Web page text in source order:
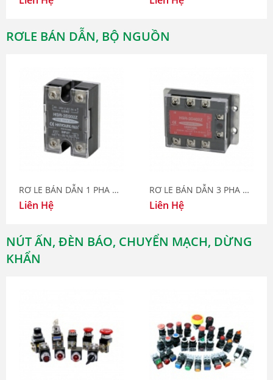
RƠLE BÁN DẪN, BỘ NGUỒN
RƠ LE BÁN DẪN 1 PHA HSR-2D
Liên Hệ
RƠ LE BÁN DẪN 3 PHA HSR-3D
Liên Hệ
NÚT ẤN, ĐÈN BÁO, CHUYỂN MẠCH, DỪNG
KHẨN